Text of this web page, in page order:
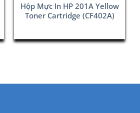
Hộp Mực In HP 201A Yellow
Toner Cartridge (CF402A)